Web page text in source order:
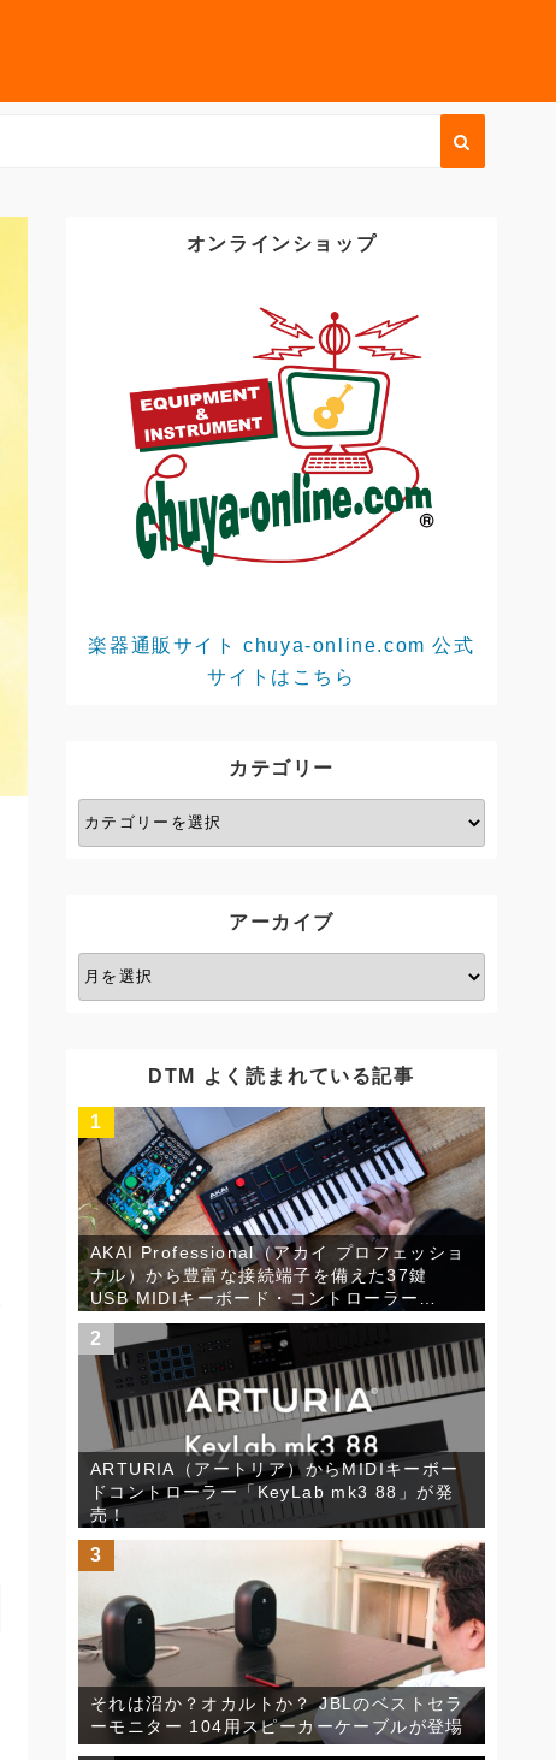
オンラインショップ
楽器通販サイト chuya-online.com 公式
サイトはこちら
カテゴリー
カ
テ
アーカイブ
ア
ー
DTM よく読まれている記事
1
AKAI Professional（アカイ プロフェッショ
ナル）から豊富な接続端子を備えた37鍵
USB MIDIキーボード・コントローラー
「MPK Mini Plus」が発売！
2
ARTURIA（アートリア）からMIDIキーボー
ドコントローラー「KeyLab mk3 88」が発
売！
3
それは沼か？オカルトか？ JBLのベストセラ
ーモニター 104用スピーカーケーブルが登場